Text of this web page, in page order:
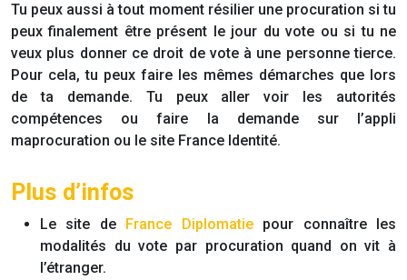
Tu peux aussi à tout moment résilier une procuration si tu
peux finalement être présent le jour du vote ou si tu ne
veux plus donner ce droit de vote à une personne tierce.
Pour cela, tu peux faire les mêmes démarches que lors
de ta demande. Tu peux aller voir les autorités
compétences ou faire la demande sur l’appli
maprocuration ou le site France Identité.
Plus d’infos
Le site de France Diplomatiepour connaître les
modalités du vote par procuration quand on vit à
l’étranger.